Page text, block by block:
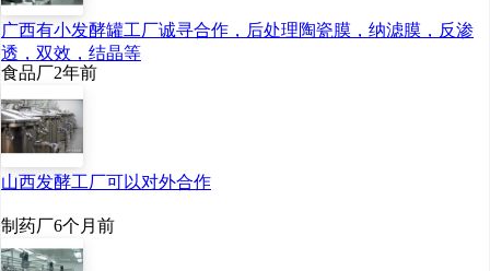
广西有小发酵罐工厂诚寻合作，后处理陶瓷膜，纳滤膜，反渗
透，双效，结晶等
食品厂2年前
山西发酵工厂可以对外合作
制药厂6个月前